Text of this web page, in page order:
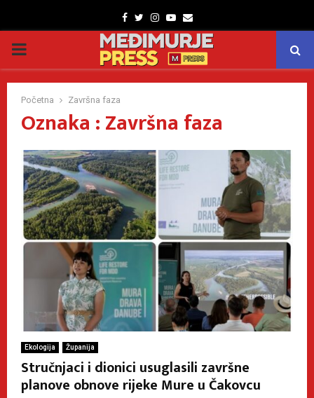
Facebook
TwitterInstagram
Youtube
Email
PRIMARY
MENU
Početna Završna faza
Oznaka : Završna faza
Ekologija Županija
Stručnjaci i dionici usuglasili završne
planove obnove rijeke Mure u Čakovcu